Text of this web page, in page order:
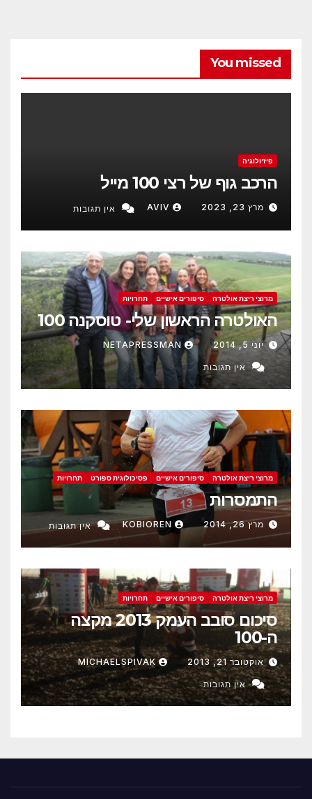
You missed
פיזיולוגיה
הרכב גוף של רצי 100 מייל
מרץ 23, 2023 AVIV אין תגובות
מרוצי ריצת אולטרה סיפורים אישיים תחרויות
האולטרה הראשון שלי- טוסקנה 100
יוני 5, 2014 NETAPRESSMAN
אין תגובות
מרוצי ריצת אולטרה סיפורים אישיים פסיכולוגית ספורט תחרויות
התמסרות
מרץ 26, 2014 KOBIOREN אין תגובות
מרוצי ריצת אולטרה סיפורים אישיים תחרויות
סיכום סובב העמק 2013 מקצה
ה-100
אוקטובר 21, 2013 MICHAELSPIVAK
אין תגובות